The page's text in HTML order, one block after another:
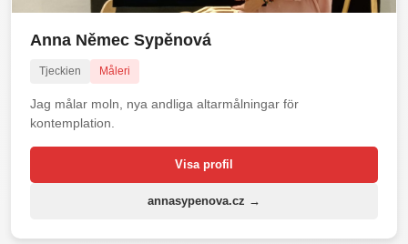
Anna Němec Sypěnová
Tjeckien Måleri
Jag målar moln, nya andliga altarmålningar för
kontemplation.
Visa profil
annasypenova.cz →